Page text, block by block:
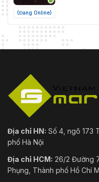
(Đang Online)
Địa chỉ HN: Số 4, ngõ 173
phố Hà Nội
Địa chỉ HCM: 26/2 Đường
Phụng, Thành phố Hồ Chí